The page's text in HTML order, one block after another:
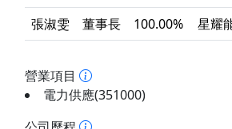
張淑雯
董事長 100.00% 星耀
營業項目
電力供應(351000)